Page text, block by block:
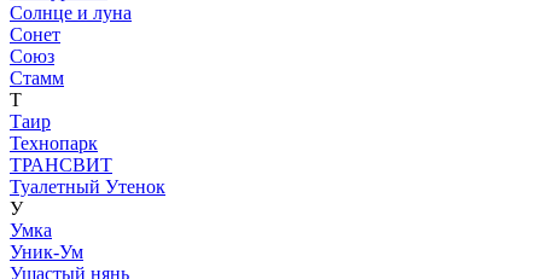
Солнце и луна
Сонет
Союз
Стамм
Т
Таир
Технопарк
ТРАНСВИТ
Туалетный Утенок
У
Умка
Уник-Ум
Ушастый нянь